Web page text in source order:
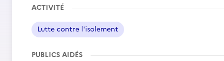
ACTIVITÉ
Lutte contre l'isolement
PUBLICS AIDÉS